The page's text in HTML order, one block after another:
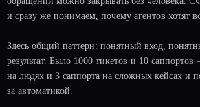
и сразу же понимаем, почему агентов хотят
Здесь общий паттерн: понятный вход,
результат. Было 1000 тикетов и 10 саппортов
на людях и 3 саппорта на сложных кейсах и
за автоматикой.